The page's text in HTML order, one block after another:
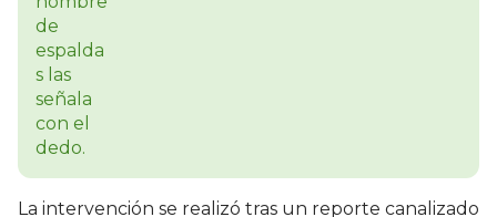
La intervención se realizó tras un reporte canalizado